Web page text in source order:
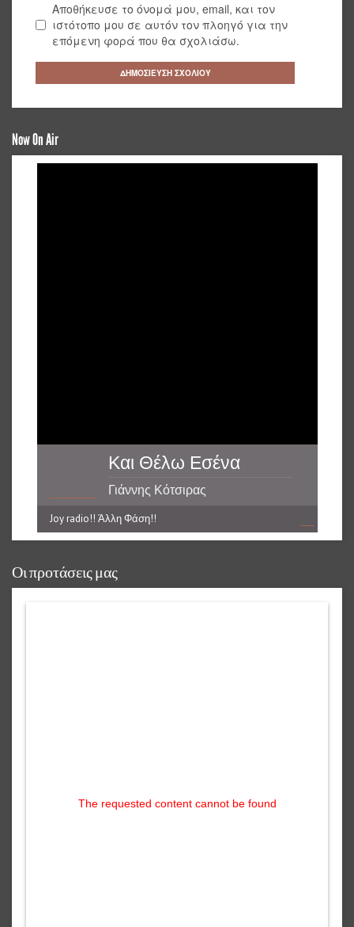
Αποθήκευσε το όνομά μου, email, και τον
ιστότοπο μου σε αυτόν τον πλοηγό για την
επόμενη φορά που θα σχολιάσω.
Now On Air
Και Θέλω Εσένα
Γιάννης Κότσιρας
Joy radio!! Άλλη Φάση!!
reading data...
Οι προτάσεις μας
The requested content cannot be found